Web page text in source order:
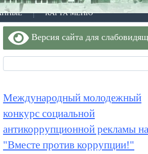
КАРТА МЕНЮ
Версия сайта для
Международный молодежный
конкурс социальной
антикоррупционной рекламы
"Вместе против коррупции!"